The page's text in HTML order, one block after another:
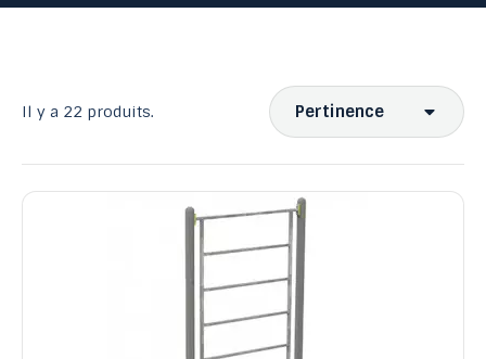
Il y a 22 produits. Pertinence
Pertinence
Nom, A à Z
Nom, Z à A
Prix, croissant
Prix, décroissant